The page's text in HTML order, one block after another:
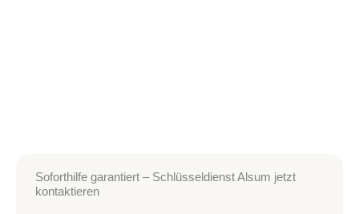
Soforthilfe garantiert – Schlüsseldienst Alsum jetzt
kontaktieren